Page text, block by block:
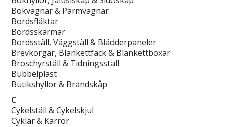
Bokvagnar & Pärmvagnar
Bordsfläktar
Bordsskärmar
Bordsställ, Väggställ & Blädderpaneler
Brevkorgar, Blankettfack & Blankettboxar
Broschyrställ & Tidningsställ
Bubbelplast
Butikshyllor & Brandskåp
C
Cykelställ & Cykelskjul
Cyklar & Kärror